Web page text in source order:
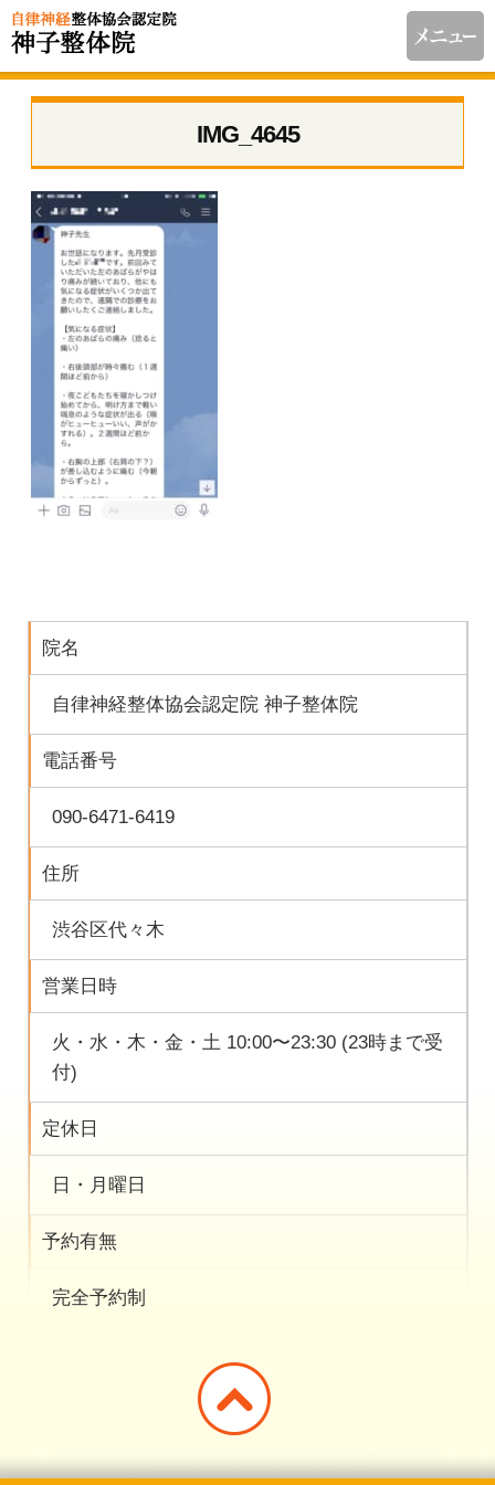
IMG_4645
院名
自律神経整体協会認定院 神子整体院
電話番号
090-6471-6419
住所
渋谷区代々木
営業日時
火・水・木・金・土 10:00〜23:30 (23時まで受
付)
定休日
日・月曜日
予約有無
完全予約制